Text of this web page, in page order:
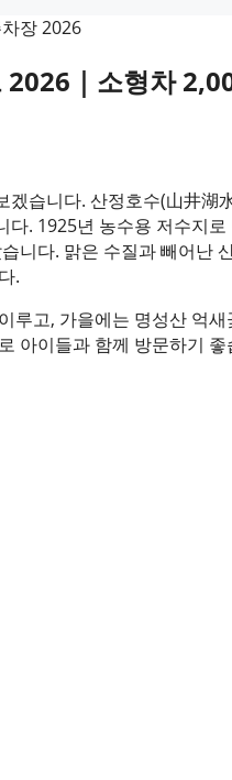
｜소형차
습니다. 산정호수(山井湖
. 1925년 농수용 저수지
니다. 맑은 수질과 빼어난
.
루고, 가을에는 명성산 억
아이들과 함께 방문하기